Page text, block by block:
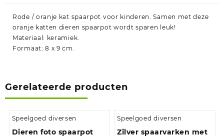
Rode / oranje kat spaarpot voor kinderen. Samen met deze
oranje katten dieren spaarpot wordt sparen leuk!
Materiaal: keramiek.
Formaat: 8 x 9 cm.
Gerelateerde producten
Speelgoed diversen
Dieren foto spaarpot
Speelgoed diversen
Zilver spaarvarken met